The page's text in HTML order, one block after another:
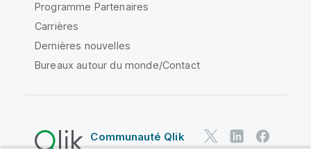
Programme Partenaires
Carrières
Dernières nouvelles
Bureaux autour du monde/Contact
Communauté Qlik